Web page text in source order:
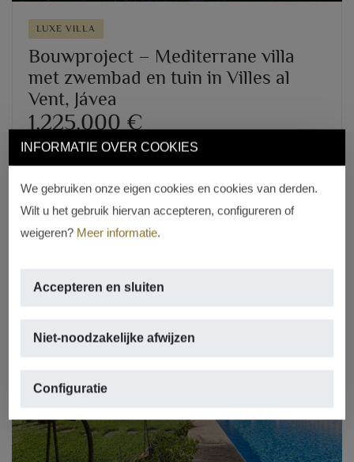
INFORMATIE OVER COOKIES
We gebruiken onze eigen cookies en cookies van derden.
Wilt u het gebruik hiervan accepteren, configureren of
weigeren? Meer informatie.
Accepteren en sluiten
Niet-noodzakelijke afwijzen
Configuratie
LUXE VILLA
Bouwproject – Mediterrane villa
met zwembad en tuin in Villes al
Vent, Jávea
1.225.000 €
PARTIDA COMUNES – ADSUBIA, JÁVEA/XÀBIA
3 badkamers